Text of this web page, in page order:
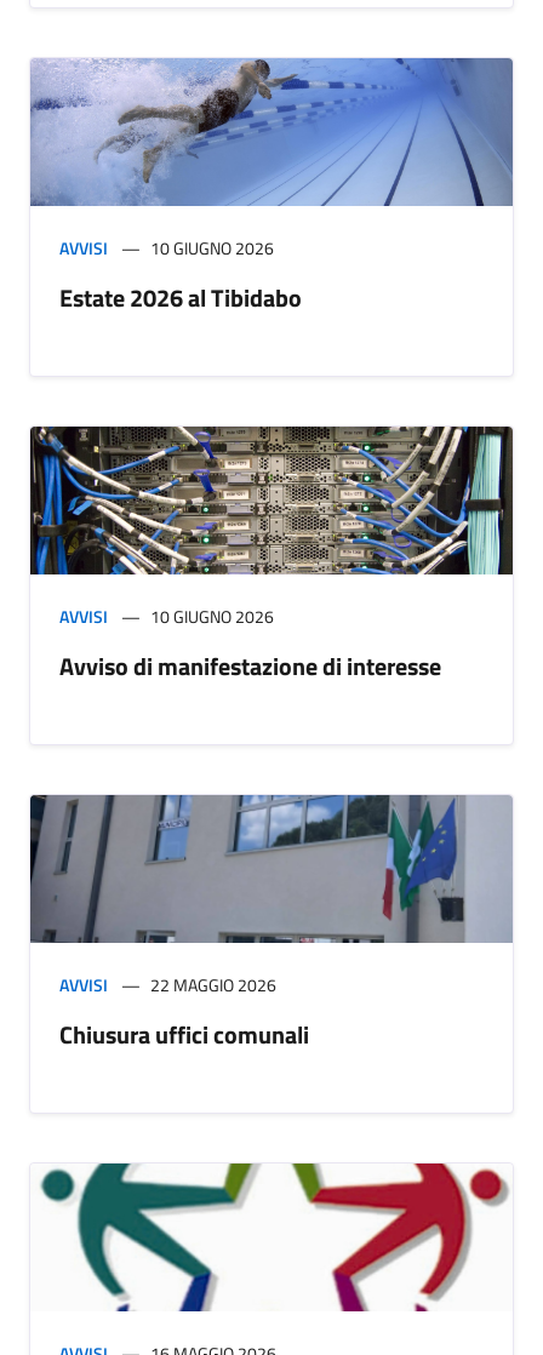
AVVISI 10 GIUGNO 2026
Estate 2026 al Tibidabo
AVVISI 10 GIUGNO 2026
Avviso di manifestazione di interesse
AVVISI 22 MAGGIO 2026
Chiusura uffici comunali